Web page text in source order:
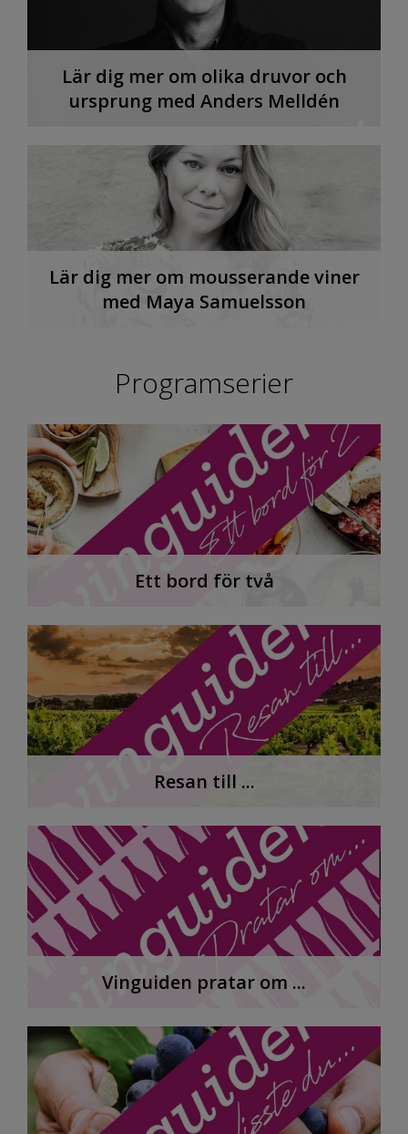
Lär dig mer om olika druvor och
ursprung med Anders Melldén
Lär dig mer om mousserande viner
med Maya Samuelsson
Programserier
Ett bord för två
Resan till ...
Vinguiden pratar om ...